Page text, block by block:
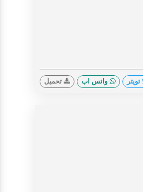
تويتر واتس اب تحميل